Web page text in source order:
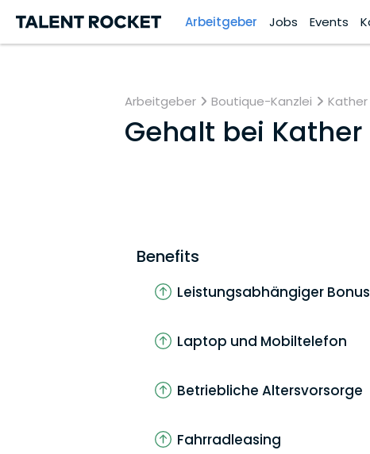
Arbeitgeber Jobs Events
Arbeitgeber Boutique-Kanzlei
Gehalt bei
Benefits
Leistungsabhängiger Bonus
Laptop und Mobiltelefon
Betriebliche Altersvorsorge
Fahrradleasing